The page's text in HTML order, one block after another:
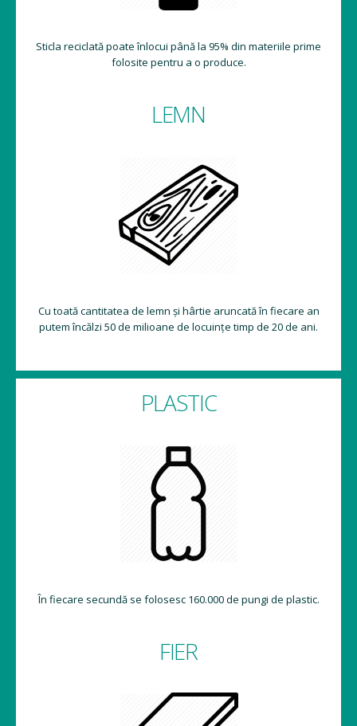
Sticla reciclată poate înlocui până la 95% din materiile prime
folosite pentru a o produce.
LEMN
Cu toată cantitatea de lemn și hârtie aruncată în fiecare an
putem încălzi 50 de milioane de locuințe timp de 20 de ani.
PLASTIC
În fiecare secundă se folosesc 160.000 de pungi de plastic.
FIER